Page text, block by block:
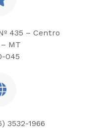
435 – Centro
MT
045
3532-1966